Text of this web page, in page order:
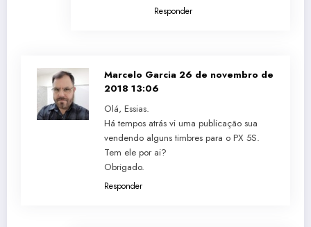
Responder
Marcelo Garcia 26 de novembro de
2018 13:06
Olá, Essias.
Há tempos atrás vi uma publicação sua
vendendo alguns timbres para o PX 5S.
Tem ele por ai?
Obrigado.
Responder